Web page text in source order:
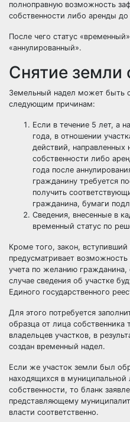
полноправную возможность
собственности либо аренды
После чего статус
«аннулированный».
Снятие земли
Земельный надел может быть
следующим причинам:
Если в течение 5 лет, а
года, в отношении
действий, направленных
собственности либо
года после
гражданину требуется
получить
гражданина, бумаги
Сведения, внесенные в
временный статус по
Кроме того, закон,
предусматривает
учета по желанию
случае сведения об участке
Единого государственного
Для этого потребуется
образца от лица собственника
владельцев участков, в
создан временный надел.
Если же участок земли был
находящихся в муниципальной
собственности, то бланк
представляющему
власти соответственно.